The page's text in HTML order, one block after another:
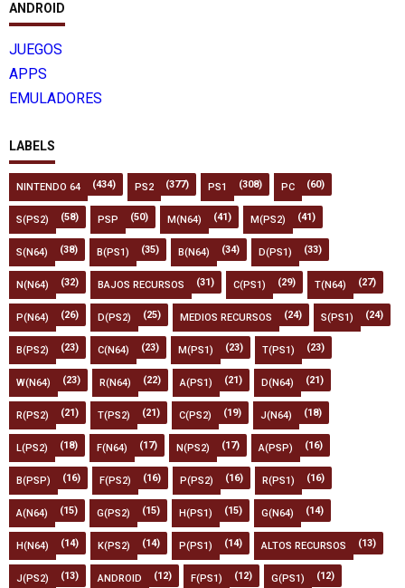
ANDROID
JUEGOS
APPS
EMULADORES
LABELS
NINTENDO 64 (434) PS2 (377) PS1 (308) PC (60)
S(PS2) (58) PSP (50) M(N64) (41) M(PS2) (41)
S(N64) (38) B(PS1) (35) B(N64) (34) D(PS1) (33)
N(N64) (32) BAJOS RECURSOS (31) C(PS1) (29) T(N64) (27)
P(N64) (26) D(PS2) (25) MEDIOS RECURSOS (24) S(PS1) (24)
B(PS2) (23) C(N64) (23) M(PS1) (23) T(PS1) (23)
W(N64) (23) R(N64) (22) A(PS1) (21) D(N64) (21)
R(PS2) (21) T(PS2) (21) C(PS2) (19) J(N64) (18)
L(PS2) (18) F(N64) (17) N(PS2) (17) A(PSP) (16)
B(PSP) (16) F(PS2) (16) P(PS2) (16) R(PS1) (16)
A(N64) (15) G(PS2) (15) H(PS1) (15) G(N64) (14)
H(N64) (14) K(PS2) (14) P(PS1) (14) ALTOS RECURSOS (13)
J(PS2) (13) ANDROID (12) F(PS1) (12) G(PS1) (12)